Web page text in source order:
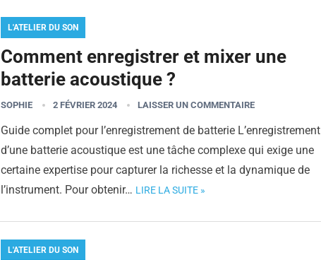
L'ATELIER DU SON
Comment enregistrer et mixer une
batterie acoustique ?
SOPHIE 2 FÉVRIER 2024 LAISSER UN COMMENTAIRE
Guide complet pour l’enregistrement de batterie L’enregistrement
d’une batterie acoustique est une tâche complexe qui exige une
certaine expertise pour capturer la richesse et la dynamique de
l’instrument. Pour obtenir… LIRE LA SUITE »
L'ATELIER DU SON